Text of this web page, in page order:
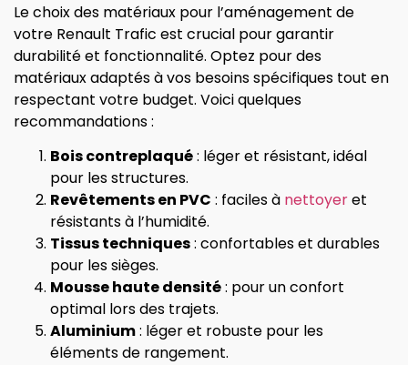
Le choix des matériaux pour l’aménagement de
votre Renault Trafic est crucial pour garantir
durabilité et fonctionnalité. Optez pour des
matériaux adaptés à vos besoins spécifiques tout en
respectant votre budget. Voici quelques
recommandations :
Bois contreplaqué: léger et résistant, idéal
pour les structures.
Revêtements en PVC : faciles à nettoyeret
résistants à l’humidité.
Tissus techniques: confortables et durables
pour les sièges.
Mousse haute densité: pour un confort
optimal lors des trajets.
Aluminium: léger et robuste pour les
éléments de rangement.